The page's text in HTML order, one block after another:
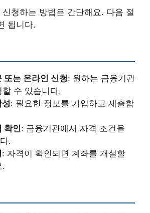
청하는 방법은 간단해요. 다음 절
됩니다.
또는 온라인 신청: 원하는 금융기관
할 수 있습니다.
: 필요한 정보를 기입하고 제출합
확인: 금융기관에서 자격 조건을
.
: 자격이 확인되면 계좌를 개설할
.